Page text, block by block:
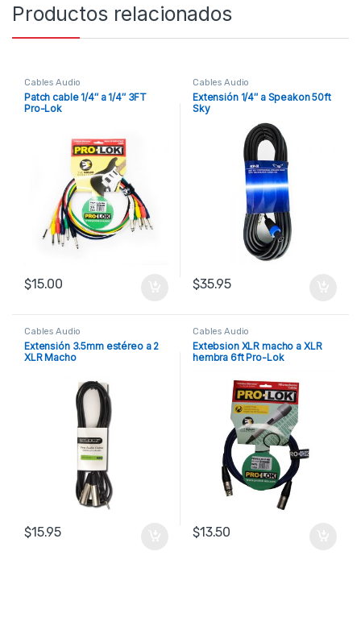
Productos relacionados
Cables Audio
Patch cable 1/4″ a 1/4″ 3FT
Pro-Lok
$15.00
Cables Audio
Extensión 1/4″ a Speakon 50ft
Sky
$35.95
Cables Audio
Extensión 3.5mm estéreo a 2
XLR Macho
$15.95
Cables Audio
Extebsion XLR macho a XLR
hembra 6ft Pro-Lok
$13.50